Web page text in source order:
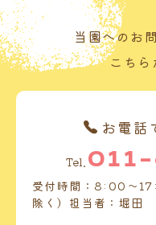
当園へのお
こちら
お電話
Tel.
受付時間：8:00～
除く）担当者：堀田